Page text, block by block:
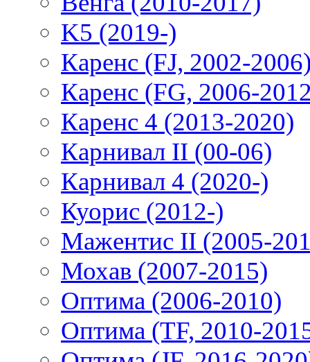
K5 (2019-)
Каренс (FJ, 2002-
Каренс (FG, 2006-
Каренс 4 (2013-2020)
Карнивал II (00-06)
Карнивал 4 (2020-)
Куорис (2012-)
Мажентис II (2005-
Мохав (2007-2015)
Оптима (2006-2010)
Оптима (TF, 2010-